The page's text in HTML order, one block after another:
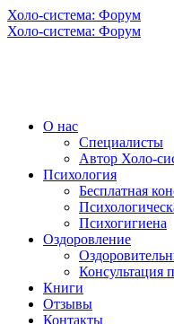
Холо-система: Форум
Холо-система: Форум
О нас
Специалисты
Автор Холо-
Психология
Бесплатная
Психогигиена
Оздоровление
Консультация
Книги
Отзывы
Контакты